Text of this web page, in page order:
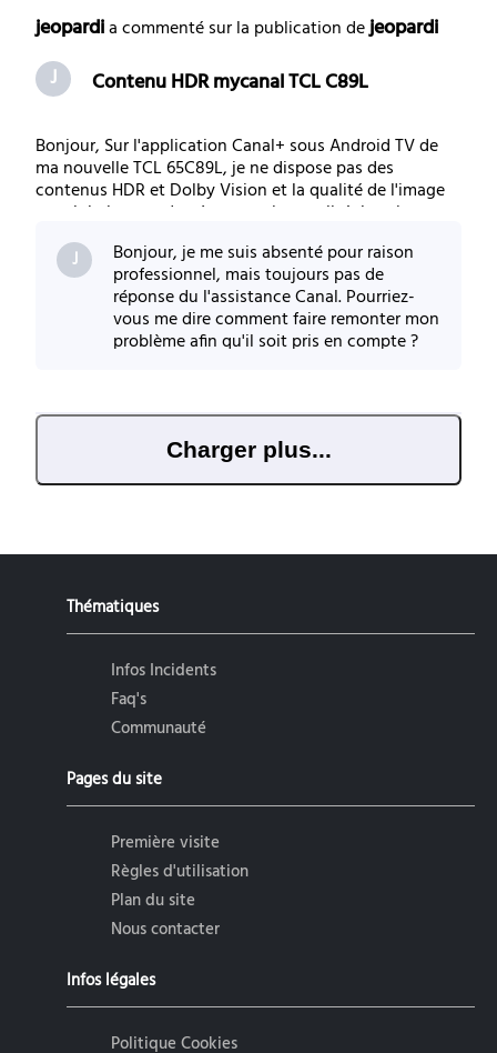
jeopardi a commenté sur la publication de jeopardi
J
Contenu HDR mycanal TCL C89L
Bonjour, Sur l'application Canal+ sous Android TV de
ma nouvelle TCL 65C89L, je ne dispose pas des
contenus HDR et Dolby Vision et la qualité de l'image
est globalement de très mauvaise qualité. Je suis en
ethernet et je possède un Shield qui est raccordé de la
m^me façon ou je visionne les films en
J Bonjour, je me suis absenté pour raison
professionnel, mais toujours pas de
réponse du l'assistance Canal. Pourriez-
vous me dire comment faire remonter mon
problème afin qu'il soit pris en compte ?
Charger plus...
Thématiques
Infos Incidents
Faq's
Communauté
Pages du site
Première visite
Règles d'utilisation
Plan du site
Nous contacter
Infos légales
Politique Cookies